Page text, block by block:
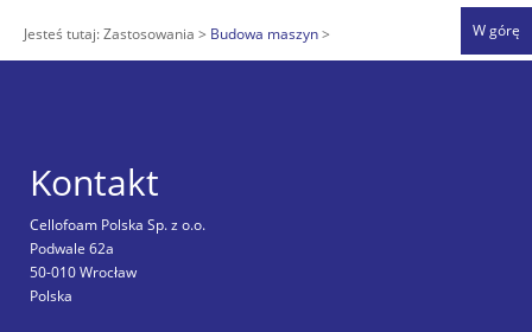
Jesteś tutaj:Zastosowania Budowa maszyn W górę
Kontakt
Cellofoam Polska Sp. z o.o.
Podwale 62a
50-010 Wrocław
Polska